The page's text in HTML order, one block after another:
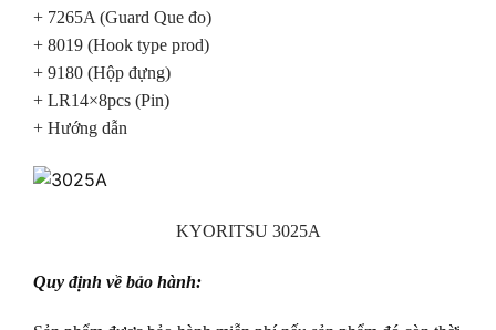
+ 7265A (Guard Que đo)
+ 8019 (Hook type prod)
+ 9180 (Hộp đựng)
+ LR14×8pcs (Pin)
+ Hướng dẫn
KYORITSU 3025A
Quy định về bảo hành: